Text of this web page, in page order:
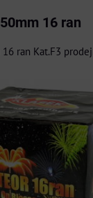
16 ran
ran Kat.F3